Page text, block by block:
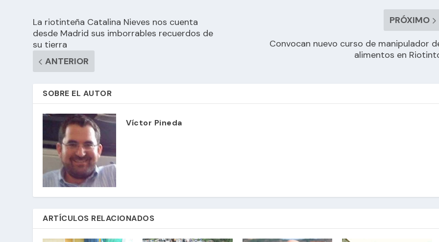
La riotinteña Catalina Nieves nos cuenta
desde Madrid sus imborrables recuerdos de
su tierra
ANTERIOR
PRÓXIMO
Convocan nuevo curso de manipulador
alimentos en
SOBRE EL AUTOR
Víctor Pineda
ARTÍCULOS RELACIONADOS